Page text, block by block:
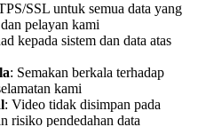
SSL untuk semua data yang
pelayan kami
kepada sistem dan data atas
: Semakan berkala terhadap
kami
: Video tidak disimpan pada
risiko pendedahan data